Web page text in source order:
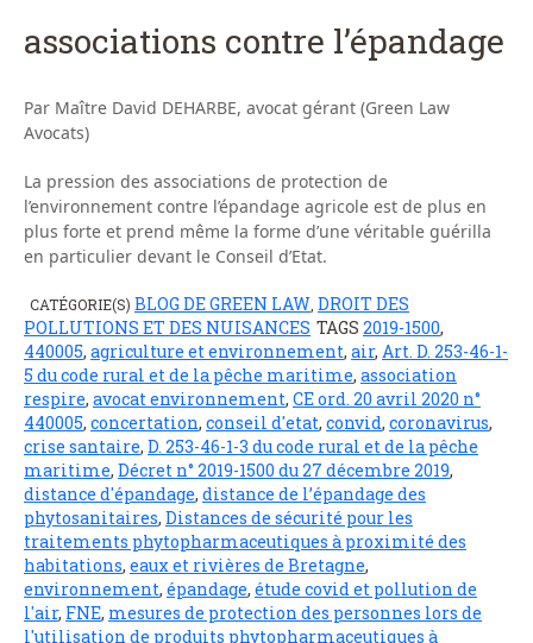
associations contre l’épandage
Par Maître David DEHARBE, avocat gérant (Green Law
Avocats)
La pression des associations de protection de
l’environnement contre l’épandage agricole est de plus en
plus forte et prend même la forme d’une véritable guérilla
en particulier devant le Conseil d’Etat.
CATÉGORIE(S) BLOG DE GREEN LAW, DROIT DES
POLLUTIONS ET DES NUISANCES TAGS 2019-1500,
440005, agriculture et environnement, air, Art. D. 253-46-1-
5 du code rural et de la pêche maritime, association
respire, avocat environnement, CE ord. 20 avril 2020 n°
440005, concertation, conseil d'etat, convid, coronavirus,
crise santaire, D. 253-46-1-3 du code rural et de la pêche
maritime, Décret n° 2019-1500 du 27 décembre 2019,
distance d'épandage, distance de l’épandage des
phytosanitaires, Distances de sécurité pour les
traitements phytopharmaceutiques à proximité des
habitations, eaux et rivières de Bretagne,
environnement, épandage, étude covid et pollution de
l'air, FNE, mesures de protection des personnes lors de
l'utilisation de produits phytopharmaceutiques à